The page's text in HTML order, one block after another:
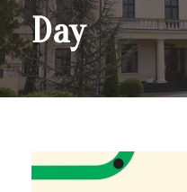
Day